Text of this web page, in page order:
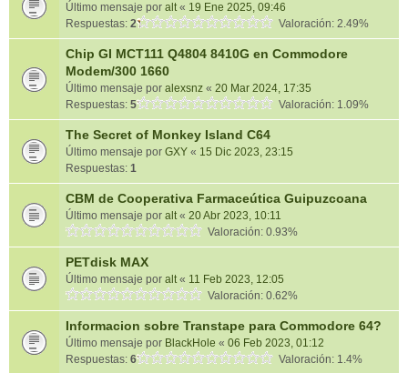
Último mensaje por alt« 19 Ene 2025, 09:46
Respuestas: 2 Valoración: 2.49%
Chip GI MCT111 Q4804 8410G en Commodore
Modem/300 1660
Último mensaje por alexsnz « 20 Mar 2024, 17:35
Respuestas: 5 Valoración: 1.09%
The Secret of Monkey Island C64
Último mensaje por GXY « 15 Dic 2023, 23:15
Respuestas: 1
CBM de Cooperativa Farmaceútica Guipuzcoana
Último mensaje por alt« 20 Abr 2023, 10:11
Valoración: 0.93%
PETdisk MAX
Último mensaje por alt« 11 Feb 2023, 12:05
Valoración: 0.62%
Informacion sobre Transtape para Commodore 64?
Último mensaje por BlackHole « 06 Feb 2023, 01:12
Respuestas: 6 Valoración: 1.4%